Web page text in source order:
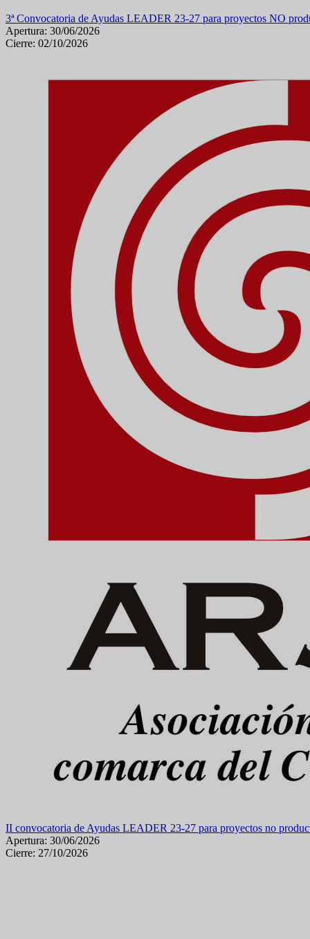
3ª Convocatoria de Ayudas LEADER 23-27 para proyectos NO
Apertura: 30/06/2026
Cierre: 02/10/2026
II convocatoria de Ayudas LEADER 23-27 para proyectos no
Apertura: 30/06/2026
Cierre: 27/10/2026